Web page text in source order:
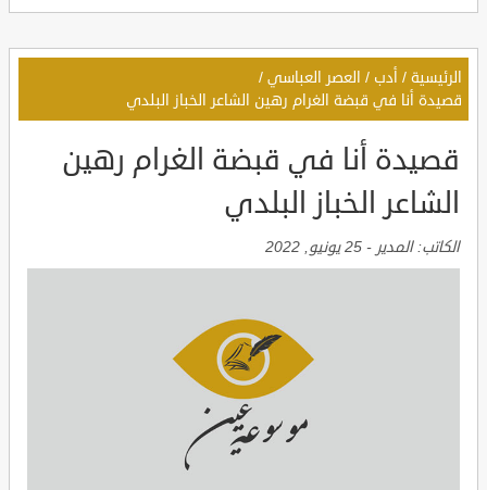
الرئيسية / أدب / العصر العباسي /
قصيدة أنا في قبضة الغرام رهين الشاعر الخباز البلدي
قصيدة أنا في قبضة الغرام رهين
الشاعر الخباز البلدي
الكاتب:المدير - 25 يونيو, 2022